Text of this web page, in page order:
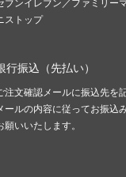
ブンイレブン／ファミリー
ストップ
行振込（先払い）
注文確認メールに振込先を
ールの内容に従ってお振込
願いいたします。